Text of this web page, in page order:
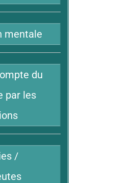
mentale
du
par les
/